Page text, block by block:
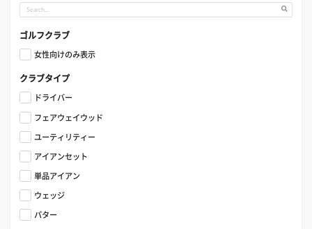
ゴルフクラブ
女性向けのみ表示
クラブタイプ
ドライバー
フェアウェイウッド
ユーティリティー
アイアンセット
単品アイアン
ウェッジ
パター